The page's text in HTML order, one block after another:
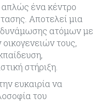
ένα κέντρο
Αποτελεί μια
ατόμων με
οικογενειών τους,
στήριξη.
ευκαιρία να
του